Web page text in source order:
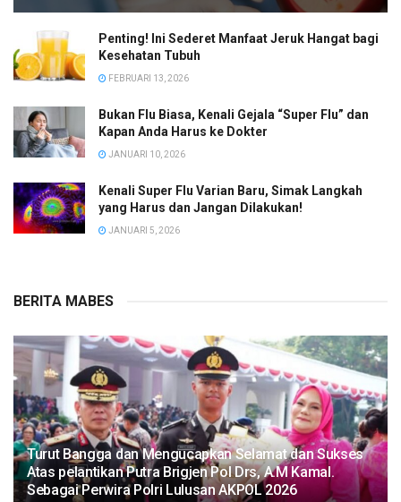
Penting! Ini Sederet Manfaat Jeruk Hangat bagi
Kesehatan Tubuh
FEBRUARI 13, 2026
Bukan Flu Biasa, Kenali Gejala “Super Flu” dan
Kapan Anda Harus ke Dokter
JANUARI 10, 2026
Kenali Super Flu Varian Baru, Simak Langkah
yang Harus dan Jangan Dilakukan!
JANUARI 5, 2026
BERITA MABES
Turut Bangga dan Mengucapkan Selamat dan Sukses
Atas pelantikan Putra Brigjen Pol Drs, A.M Kamal.
Sebagai Perwira Polri Lulusan AKPOL 2026